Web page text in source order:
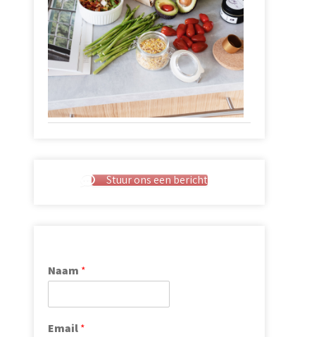
Stuur ons een bericht
Naam *
Email*